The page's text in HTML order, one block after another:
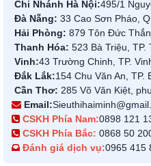
Chi Nhánh Hà Nội:495/1
Đà Nẵng: 33 Cao Sơn Pháo,
Hải Phòng: 879 Tôn Đức
Thanh Hóa: 523 Bà Triệu, TP.
Vinh:43 Trường Chinh, TP.
Đắk Lắk:154 Chu Văn An, TP.
Cần Thơ: 285 Võ Văn Kiệt,
Email:
CSKH Phía Nam:0898 121
CSKH Phía Bắc: 0868 50
Đánh giá dịch vụ:0965 415